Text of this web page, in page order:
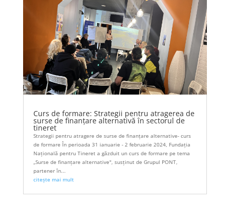
Curs de formare: Strategii pentru atragerea de
surse de finanțare alternativă în sectorul de
tineret
Strategii pentru atragere de surse de finanțare alternative- curs
de formare În perioada 31 ianuarie - 2 februarie 2024, Fundația
Națională pentru Tineret a găzduit un curs de formare pe tema
„Surse de finanțare alternative", susținut de Grupul PONT,
partener în...
citește mai mult